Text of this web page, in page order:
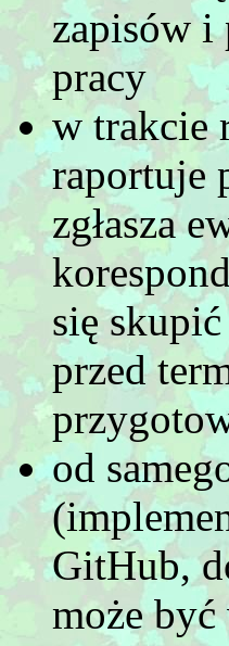
zapisów i
pracy
w trakcie
raportuje
zgłasza
się
przed
od
GitHub,
może